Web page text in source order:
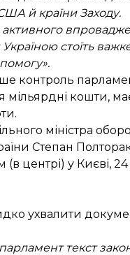
й країни Заходу.
Україною стоїть
контроль
мільярдні кошти,
міністра
Степан Полторак
центрі) у Києві,
ухвалити
текст